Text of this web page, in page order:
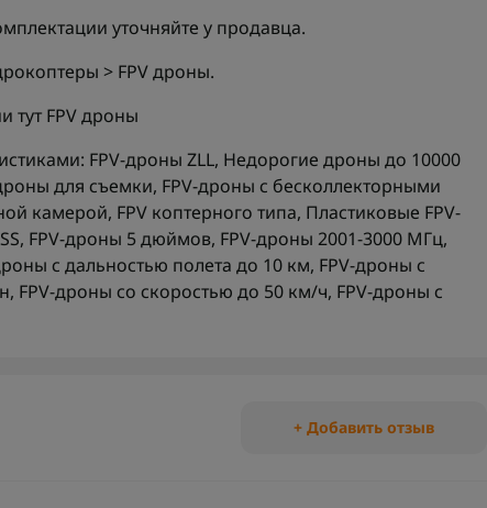
уточняйте у продавца.
> FPV дроны.
тут FPV дроны
FPV-дроны ZLL, Недорогие дроны до 10000
для съемки, FPV-дроны с бесколлекторными
камерой, FPV коптерного типа, Пластиковые FPV-
, FPV-дроны 5 дюймов, FPV-дроны 2001-3000 МГц,
с дальностью полета до 10 км, FPV-дроны с
, FPV-дроны со скоростью до 50 км/ч, FPV-дроны с
+ Добавить отзыв